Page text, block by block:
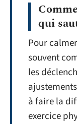
qui
Pour
souvent
les
à faire la
exercice